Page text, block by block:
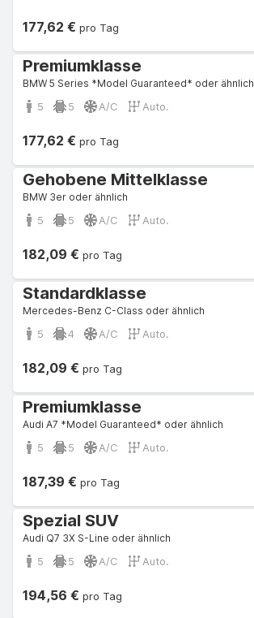
177,62 € pro Tag
Premiumklasse
BMW 5 Series *Model Guaranteed* oder ähnlich
5 5 A/C Auto.
177,62 € pro Tag
Gehobene Mittelklasse
BMW 3er oder ähnlich
5 5 A/C Auto.
182,09 € pro Tag
Standardklasse
Mercedes-Benz C-Class oder ähnlich
5 4 A/C Auto.
182,09 € pro Tag
Premiumklasse
Audi A7 *Model Guaranteed* oder ähnlich
5 5 A/C Auto.
187,39 € pro Tag
Spezial SUV
Audi Q7 3X S-Line oder ähnlich
5 5 A/C Auto.
194,56 € pro Tag